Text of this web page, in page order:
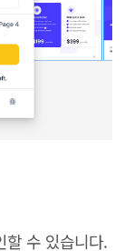
할 수 있습니다.